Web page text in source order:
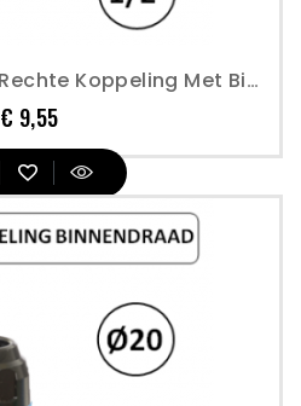
Dia. 16mm - 1/2" F - Rechte Koppeling Met Binnendraad - Prevost
€ 9,55Prijs